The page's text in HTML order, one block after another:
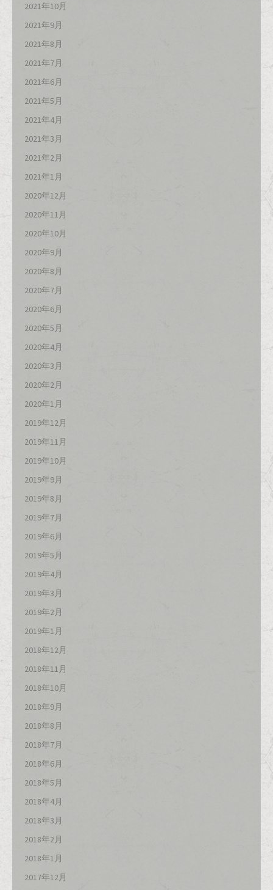
2021年10月
2021年9月
2021年8月
2021年7月
2021年6月
2021年5月
2021年4月
2021年3月
2021年2月
2021年1月
2020年12月
2020年11月
2020年10月
2020年9月
2020年8月
2020年7月
2020年6月
2020年5月
2020年4月
2020年3月
2020年2月
2020年1月
2019年12月
2019年11月
2019年10月
2019年9月
2019年8月
2019年7月
2019年6月
2019年5月
2019年4月
2019年3月
2019年2月
2019年1月
2018年12月
2018年11月
2018年10月
2018年9月
2018年8月
2018年7月
2018年6月
2018年5月
2018年4月
2018年3月
2018年2月
2018年1月
2017年12月